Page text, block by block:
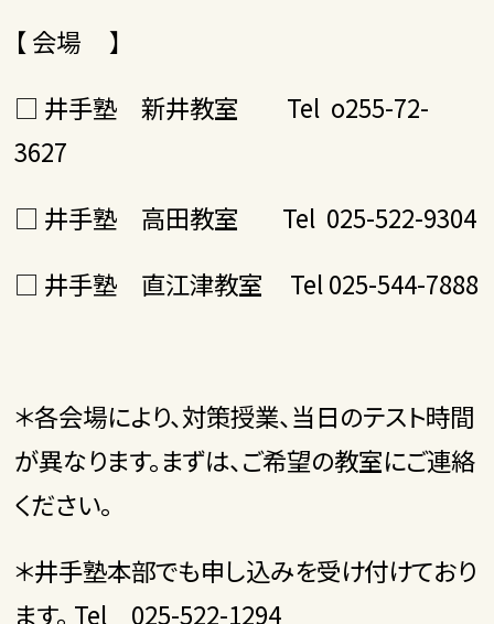
【 会場 】
□ 井手塾 新井教室 Tel o255-72-
3627
□ 井手塾 高田教室 Tel 025-522-9304
□ 井手塾 直江津教室 Tel 025-544-7888
＊各会場により、対策授業、当日のテスト時間
が異なります。まずは、ご希望の教室にご連絡
ください。
＊井手塾本部でも申し込みを受け付けており
ます。 Tel 025-522-1294